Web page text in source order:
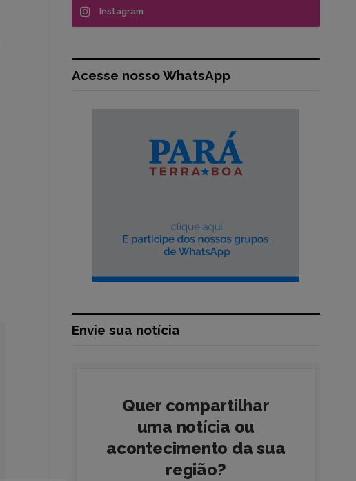
Instagram
Acesse nosso WhatsApp
Envie sua notícia
Quer compartilhar
uma notícia ou
acontecimento da sua
região?